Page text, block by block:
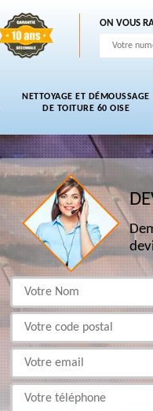
ON VOUS
NETTOYAGE ET DÉMOUSSAGE
DE TOITURE 60 OISE